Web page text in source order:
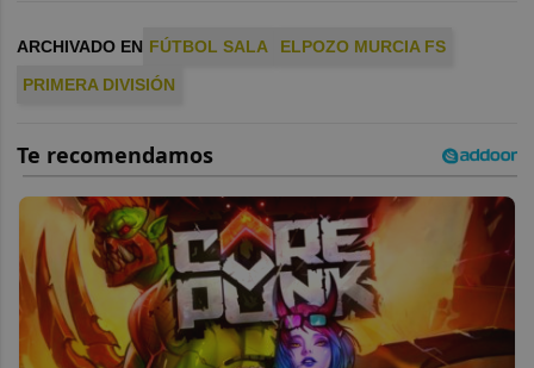
ARCHIVADO EN FÚTBOL SALA
ELPOZO MURCIA FS
PRIMERA DIVISIÓN